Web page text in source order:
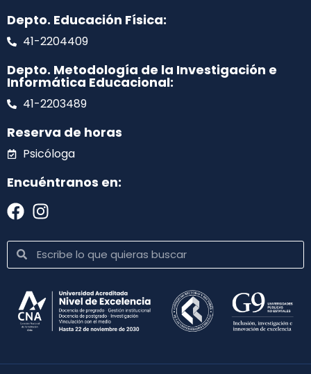
Depto. Educación Física:
41-2204409
Depto. Metodología de la Investigación e
Informática Educacional:
41-2203489
Reserva de horas
Psicóloga
Encuéntranos en: